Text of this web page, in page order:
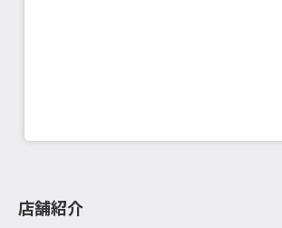
店舗紹介